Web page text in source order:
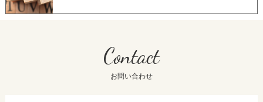
Contact
お問い合わせ